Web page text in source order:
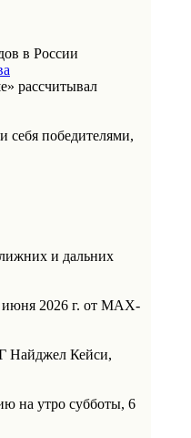
в России
рассчитывал
себя победителями,
и дальних
июня 2026 г. от МАХ-
Найджел Кейси,
на утро субботы, 6